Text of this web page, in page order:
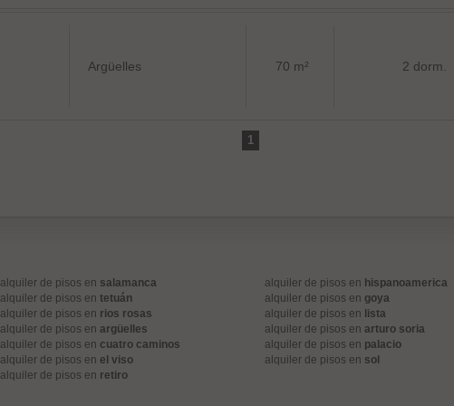
Argüelles 70 m² 2 dorm.
1
alquiler de pisos en salamanca
alquiler de pisos en tetuán
alquiler de pisos en rios rosas
alquiler de pisos en argüelles
alquiler de pisos en cuatro caminos
alquiler de pisos en el viso
alquiler de pisos en retiro
alquiler de pisos en hispanoamerica
alquiler de pisos en goya
alquiler de pisos en lista
alquiler de pisos en arturo soria
alquiler de pisos en palacio
alquiler de pisos en sol